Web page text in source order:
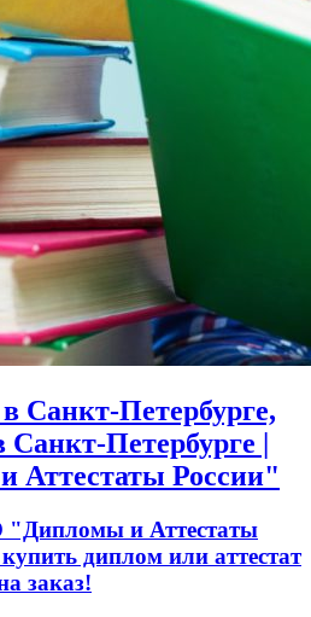
Санкт-Петербурге,
Петербурге |
России"
и Аттестаты
диплом или аттестат
заказ!